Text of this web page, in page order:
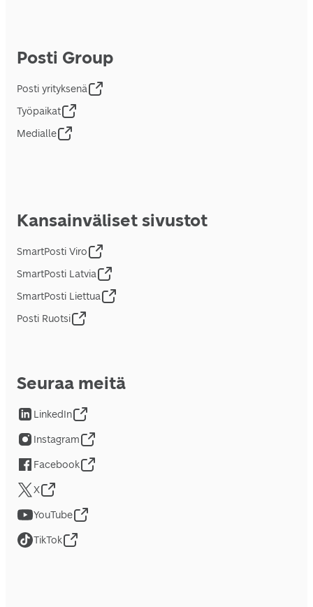
Posti Group
Posti yrityksenä
Työpaikat
Medialle
Kansainväliset sivustot
SmartPosti Viro
SmartPosti Latvia
SmartPosti Liettua
Posti Ruotsi
Seuraa meitä
LinkedIn
Instagram
Facebook
X
YouTube
TikTok